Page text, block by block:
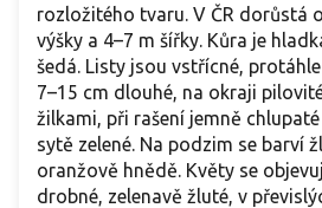
rozložitého tvaru. V ČR dorůstá
výšky a 4–7 m šířky. Kůra je
šedá. Listy jsou vstřícné,
7–15 cm dlouhé, na okraji
žilkami, při rašení jemně
sytě zelené. Na podzim se barví
oranžově hnědě. Květy se
drobné, zelenavě žluté, v